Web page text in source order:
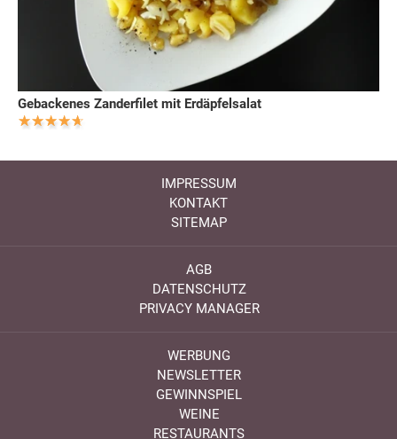
Gebackenes Zanderfilet mit Erdäpfelsalat
IMPRESSUM
KONTAKT
SITEMAP
AGB
DATENSCHUTZ
PRIVACY MANAGER
WERBUNG
NEWSLETTER
GEWINNSPIEL
WEINE
RESTAURANTS